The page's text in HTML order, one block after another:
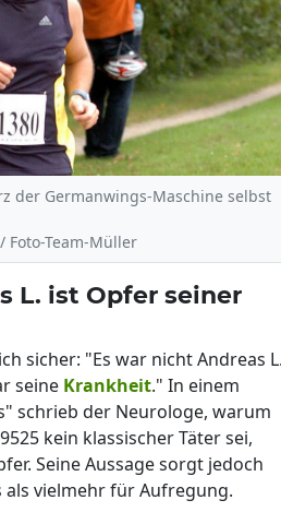
der Germanwings-Maschine selbst
Team-Müller
L. ist Opfer seiner
sicher: "Es war nicht Andreas
seine Krankheit." In einem
schrieb der Neurologe, warum
kein klassischer Täter sei,
Seine Aussage sorgt jedoch
vielmehr für Aufregung.